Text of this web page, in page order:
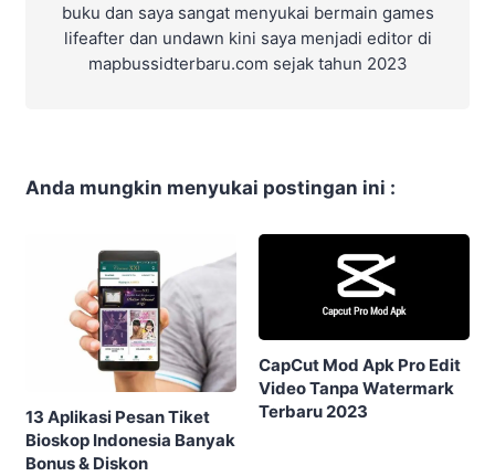
buku dan saya sangat menyukai bermain games
lifeafter dan undawn kini saya menjadi editor di
mapbussidterbaru.com sejak tahun 2023
Anda mungkin menyukai postingan ini :
13 Aplikasi Pesan Tiket
Bioskop Indonesia Banyak
Bonus & Diskon
CapCut Mod Apk Pro Edit
Video Tanpa Watermark
Terbaru 2023